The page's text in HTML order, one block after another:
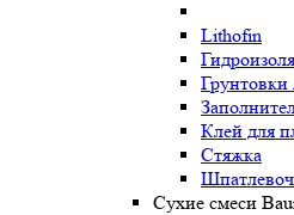
Lithofin
Клей для
Стяжка
Сухие смеси